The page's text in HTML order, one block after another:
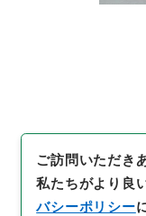
ご訪問いただき
私たちがより良
バシーポリシー